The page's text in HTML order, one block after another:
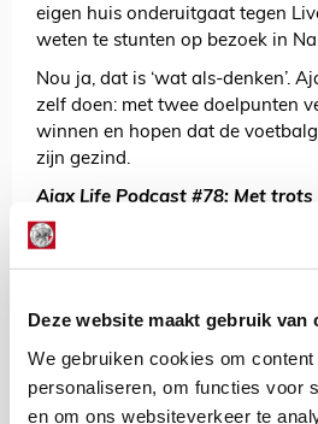
Deze website maakt gebruik van
We gebruiken cookies om
personaliseren, om functies voor
en om ons websiteverkeer te
eigen huis onderuitgaat tegen
weten te stunten op bezoek in
Nou ja, dat is ‘wat als-denken’.
zelf doen: met twee doelpunten
winnen en hopen dat de
zijn gezind.
Ajax Life Podcast #78: Met trots
De